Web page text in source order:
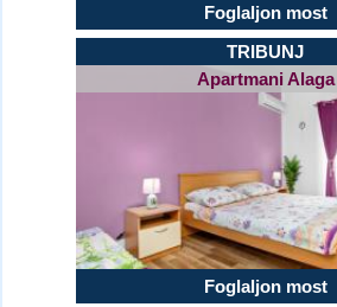
Foglaljon most
TRIBUNJ
Apartmani Alaga
Foglaljon most